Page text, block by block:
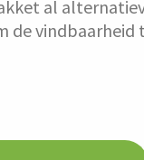
al
de vindbaarheid